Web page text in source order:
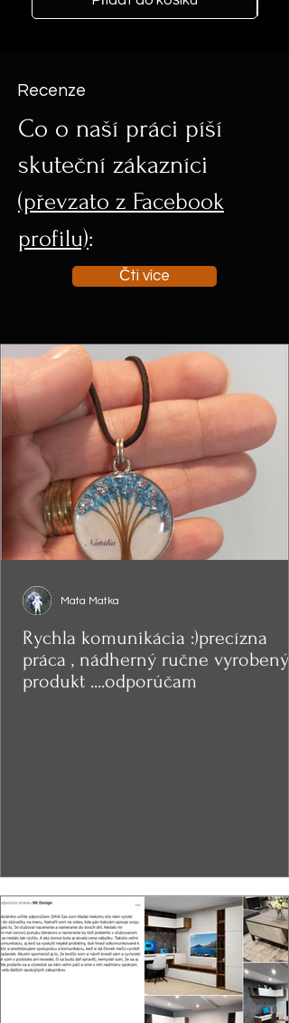
Recenze
Co o naší práci píší
skuteční zákazníci
(převzato z Facebook
profilu):
Čti více
Rychla komunikácia :)precízna
práca , nádherný ručne vyrobený
produkt ....odporúčam
Mata Matka